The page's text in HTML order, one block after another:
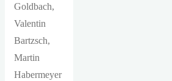
Goldbach,
Valentin
Bartzsch,
Martin
Habermeyer